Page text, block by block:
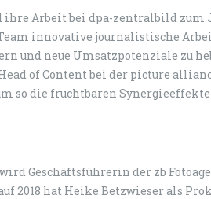
Arbeit bei dpa-zentralbild zum
innovative journalistische
und neue Umsatzpotenziale zu
of Content bei der picture
so die fruchtbaren
Geschäftsführerin der zb
2018 hat Heike Betzwieser als